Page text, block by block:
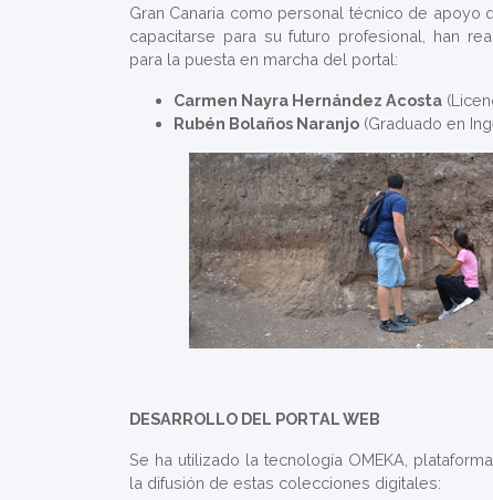
Gran Canaria como personal técnico de apoyo
capacitarse para su futuro profesional, han
para la puesta en marcha del portal:
Carmen Nayra Hernández Acosta
Rubén Bolaños Naranjo (Graduado en
DESARROLLO DEL PORTAL WEB
Se ha utilizado la tecnología OMEKA,
la difusión de estas colecciones digitales: